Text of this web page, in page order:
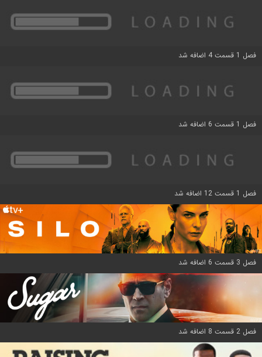
فصل 1 قسمت 4 اضافه شد
فصل 1 قسمت 6 اضافه شد
فصل 1 قسمت 12 اضافه شد
فصل 3 قسمت 6 اضافه شد
فصل 2 قسمت 8 اضافه شد